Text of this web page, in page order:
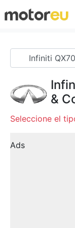
&
Seleccione el
Ads